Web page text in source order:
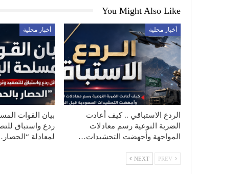
You Might Also Like
أخبار محلية
الردع الاستباقي .. كيف أعادت
الضربة النوعية رسم معادلات
المواجهة وأجهضت التحشيدات…
أخبار محلية
بيان القوات
ردع واستباق
لمعادلة
NEXT